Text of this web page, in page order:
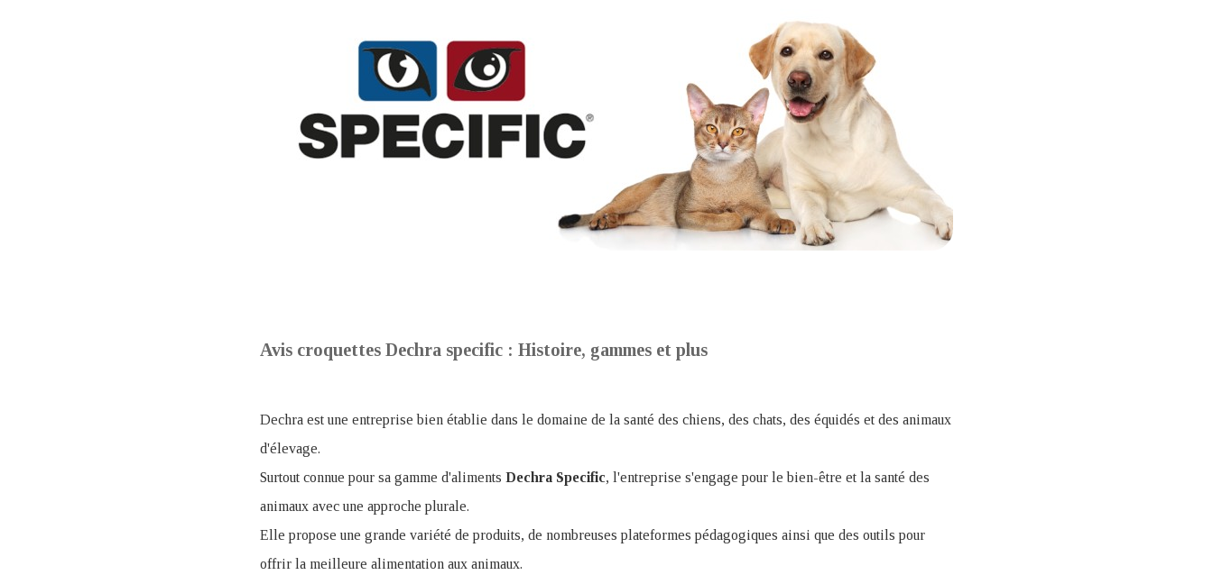
Avis croquettes Dechra specific : Histoire, gammes et plus
Dechra est une entreprise bien établie dans le domaine de la santé des chiens, des chats, des équidés et des animaux
d'élevage.
Surtout connue pour sa gamme d'aliments Dechra Specific, l'entreprise s'engage pour le bien-être et la santé des
animaux avec une approche plurale.
Elle propose une grande variété de produits, de nombreuses plateformes pédagogiques ainsi que des outils pour
offrir la meilleure alimentation aux animaux.